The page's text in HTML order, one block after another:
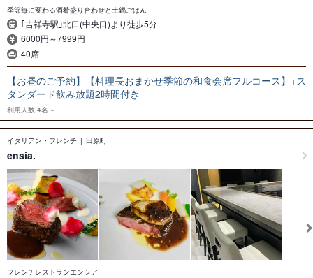
季節毎に変わる酒肴盛り合わせと土鍋ごはん
｢吉祥寺駅｣北口(中央口)より徒歩5分
6000円～7999円
40席
【お昼のご予約】【料理長おまかせ季節の和食会席フルコース】+ス
タンダード飲み放題2時間付き
利用人数 4名～
イタリアン・フレンチ 田原町
ensia.
フレンチレストランエンシア